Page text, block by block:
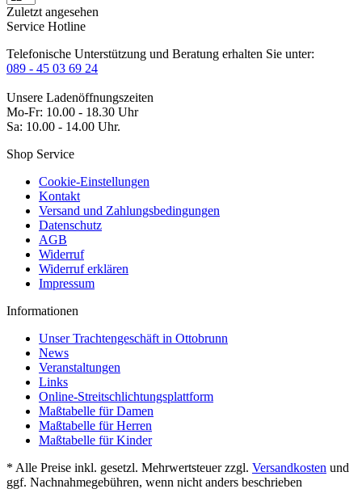
Zuletzt angesehen
Service Hotline
Telefonische Unterstützung und Beratung erhalten Sie unter:
089 - 45 03 69 24
Unsere Ladenöffnungszeiten
Mo-Fr: 10.00 - 18.30 Uhr
Sa: 10.00 - 14.00 Uhr.
Shop Service
Cookie-Einstellungen
Kontakt
Versand und Zahlungsbedingungen
Datenschutz
AGB
Widerruf
Widerruf erklären
Impressum
Informationen
Unser Trachtengeschäft in Ottobrunn
News
Veranstaltungen
Links
Online-Streitschlichtungsplattform
Maßtabelle für Damen
Maßtabelle für Herren
Maßtabelle für Kinder
* Alle Preise inkl. gesetzl. Mehrwertsteuer zzgl. Versandkosten und
ggf. Nachnahmegebühren, wenn nicht anders beschrieben